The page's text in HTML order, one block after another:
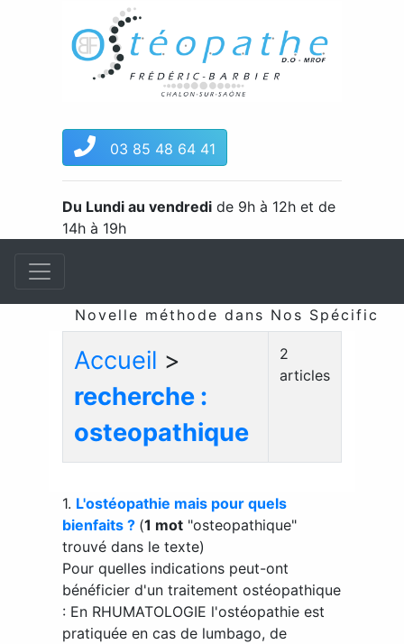
03 85 48 64 41
Du Lundi au vendredi de 9h à 12h et de
14h à 19h
Novelle méthode dans Nos
Accueil >
recherche :
osteopathique
2
articles
1. L'ostéopathie mais pour quels
bienfaits ? (1 mot "osteopathique"
trouvé dans le texte)
Pour quelles indications peut-ont
bénéficier d'un traitement ostéopathique
: En RHUMATOLOGIE l'ostéopathie est
pratiquée en cas de lumbago, de